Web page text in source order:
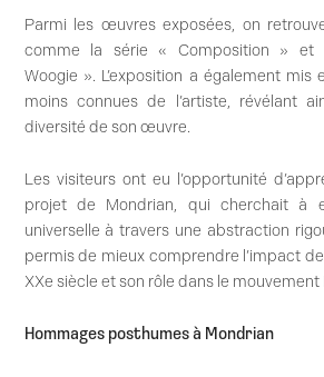
Parmi les œuvres exposées, on
comme la série « Composition » et
Woogie ». L’exposition a également
moins connues de l’artiste, révélant
diversité de son œuvre.
Les visiteurs ont eu l’opportunité
projet de Mondrian, qui cherchait à
universelle à travers une abstraction
permis de mieux comprendre l’impact
XXe siècle et son rôle dans le mouvement
Hommages posthumes à Mondrian